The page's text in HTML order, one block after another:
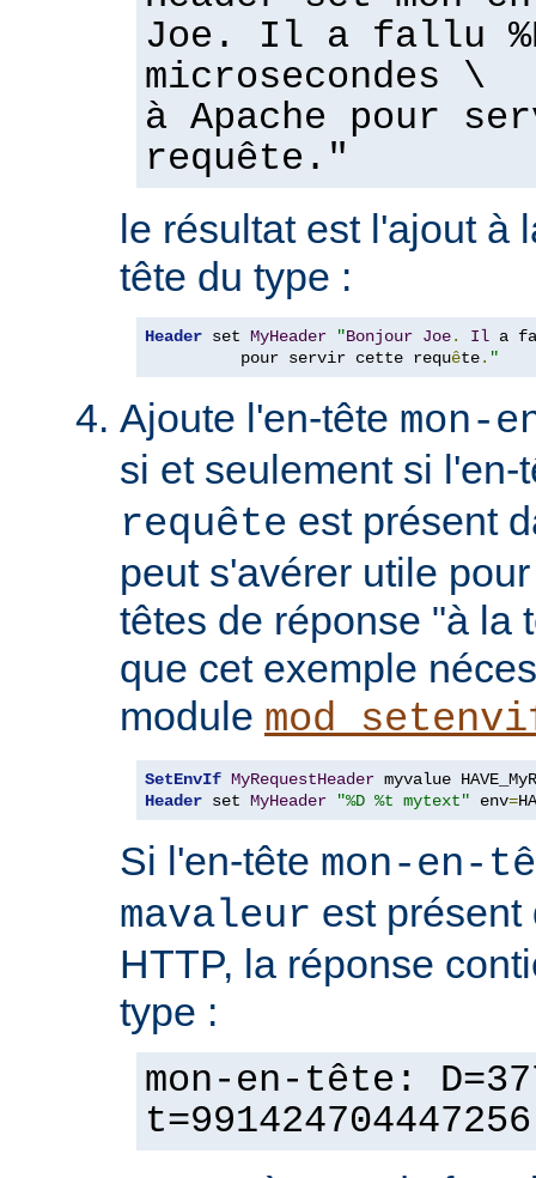
Joe. Il a fallu
microsecondes \
à Apache pour
requête."
le résultat est l'ajout à
tête du type :
Header set MyHeader "Bonjour Joe. Il a
          pour servir cette requ
ête. "
Ajoute l'en-tête mon-
si et seulement si
requête est présent
peut s'avérer utile
têtes de réponse "à la
que cet exemple
module
SetEnvIf MyRequestHeader
Header set MyHeader "%D %t mytext" env=
Si l'en-tête mon-en-
mavaleur est présent
HTTP, la réponse
type :
mon-en-tête: